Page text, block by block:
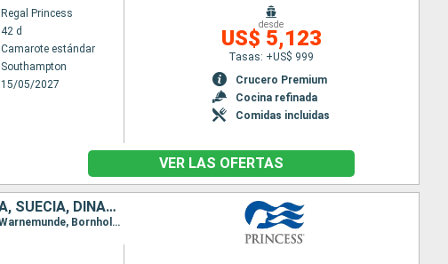
Regal Princess
42 d
Camarote estándar
Southampton
15/05/2027
desde
US$ 5,123
Tasas: +US$ 999
Crucero Premium
Cocina refinada
Comidas incluidas
VER LAS OFERTAS
BÉLGICA, PAISES BAJOS, ALEMANIA, POLONIA, FINLANDIA, ESTONIA, SUECIA, DINAMARCA, NORUEGA, ISLANDIA, CANADÁ, IRLANDA, REINO UNIDO
Itinerario : Southampton, Brujas, Rotterdam, Oslo, Kristiansund, Skagen, Copenhague, Warnemunde, Bornholm, Gdansk, Visby, Tallin, Helsinki, Tallin, Estocolmo, Visby, Gdansk, Bornholm, Arhus, Copenhague, Skagen, Hardangerfjord, Skjolden, Olden, Seydisfjordhur, Akureyri, Isafjordhur, Reykjavik, Isafjordhur, Akureyri, Seydisfjordhur, Islas Orcadas, Invergordon, Edimbourg, Brujas, Southampton, Cornwall, Cork, Dun Laoghaire, Belfast, Greenock, Southampton